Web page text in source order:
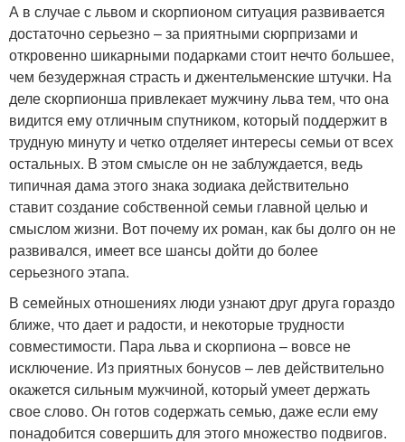
А в случае с львом и скорпионом ситуация развивается
достаточно серьезно – за приятными сюрпризами и
откровенно шикарными подарками стоит нечто большее,
чем безудержная страсть и джентельменские штучки. На
деле скорпионша привлекает мужчину льва тем, что она
видится ему отличным спутником, который поддержит в
трудную минуту и четко отделяет интересы семьи от всех
остальных. В этом смысле он не заблуждается, ведь
типичная дама этого знака зодиака действительно
ставит создание собственной семьи главной целью и
смыслом жизни. Вот почему их роман, как бы долго он не
развивался, имеет все шансы дойти до более
серьезного этапа.
В семейных отношениях люди узнают друг друга гораздо
ближе, что дает и радости, и некоторые трудности
совместимости. Пара льва и скорпиона – вовсе не
исключение. Из приятных бонусов – лев действительно
окажется сильным мужчиной, который умеет держать
свое слово. Он готов содержать семью, даже если ему
понадобится совершить для этого множество подвигов.